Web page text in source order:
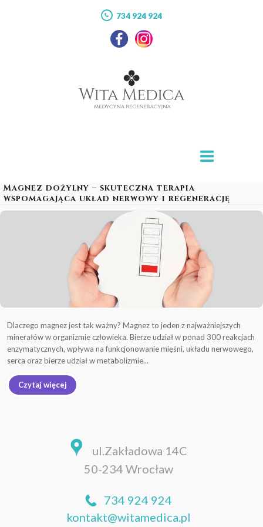
734 924 924
Magnez dożylny – skuteczna terapia
wspomagająca układ nerwowy i regenerację
Dlaczego magnez jest tak ważny? Magnez to jeden z najważniejszych
minerałów w organizmie człowieka. Bierze udział w ponad 300 reakcjach
enzymatycznych, wpływa na funkcjonowanie mięśni, układu nerwowego,
serca oraz bierze udział w metabolizmie...
Czytaj więcej
ul.Zakładowa 14C
50-234 Wrocław
734 924 924
kontakt@witamedica.pl